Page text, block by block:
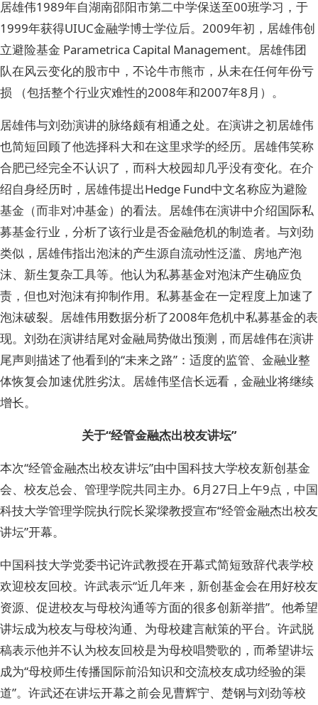
居雄伟1989年自湖南邵阳市第二中学保送至00班学习，于
1999年获得UIUC金融学博士学位后。2009年初，居雄伟创
立避险基金 Parametrica Capital Management。居雄伟团
队在风云变化的股市中，不论牛市熊市，从未在任何年份亏
损 （包括整个行业灾难性的2008年和2007年8月）。
居雄伟与刘劲演讲的脉络颇有相通之处。在演讲之初居雄伟
也简短回顾了他选择科大和在这里求学的经历。居雄伟笑称
合肥已经完全不认识了，而科大校园却几乎没有变化。在介
绍自身经历时，居雄伟提出Hedge Fund中文名称应为避险
基金（而非对冲基金）的看法。居雄伟在演讲中介绍国际私
募基金行业，分析了该行业是否金融危机的制造者。与刘劲
类似，居雄伟指出泡沫的产生源自流动性泛滥、房地产泡
沫、新生复杂工具等。他认为私募基金对泡沫产生确应负
责，但也对泡沫有抑制作用。私募基金在一定程度上加速了
泡沫破裂。居雄伟用数据分析了2008年危机中私募基金的表
现。刘劲在演讲结尾对金融局势做出预测，而居雄伟在演讲
尾声则描述了他看到的“未来之路”：适度的监管、金融业整
体恢复会加速优胜劣汰。居雄伟坚信长远看，金融业将继续
增长。
关于“经管金融杰出校友讲坛”
本次“经管金融杰出校友讲坛”由中国科技大学校友新创基金
会、校友总会、管理学院共同主办。6月27日上午9点，中国
科技大学管理学院执行院长粱墚教授宣布“经管金融杰出校友
讲坛”开幕。
中国科技大学党委书记许武教授在开幕式简短致辞代表学校
欢迎校友回校。许武表示“近几年来，新创基金会在用好校友
资源、促进校友与母校沟通等方面的很多创新举措”。他希望
讲坛成为校友与母校沟通、为母校建言献策的平台。许武脱
稿表示他并不认为校友回校是为母校唱赞歌的，而希望讲坛
成为“母校师生传播国际前沿知识和交流校友成功经验的渠
道”。许武还在讲坛开幕之前会见曹辉宁、楚钢与刘劲等校